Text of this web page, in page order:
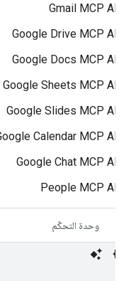
Gmail MCP API
Google Drive MCP API
Google Docs MCP API
Google Sheets MCP API
Google Slides MCP API
Calendar MCP API
Google Chat MCP API
People MCP API
وحدة التحكّم